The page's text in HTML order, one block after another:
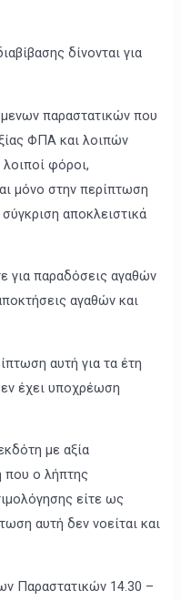
δίνονται για
παραστατικών που
ΦΠΑ και λοιπών
φόροι,
μόνο στην περίπτωση
αποκλειστικά
για παραδόσεις αγαθών
αγαθών και
αυτή για τα έτη
έχει υποχρέωση
με αξία
που ο λήπτης
είτε ως
αυτή δεν νοείται και
Παραστατικών 14.30 –